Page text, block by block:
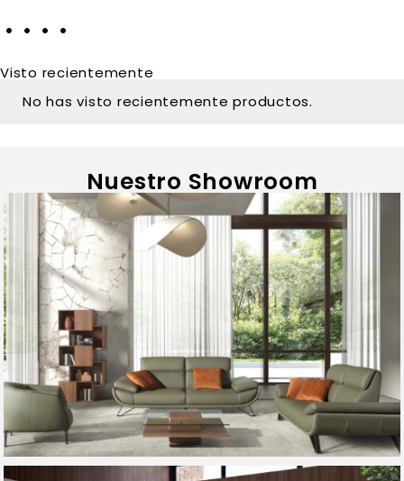
Visto recientemente
No has visto recientemente productos.
Nuestro Showroom